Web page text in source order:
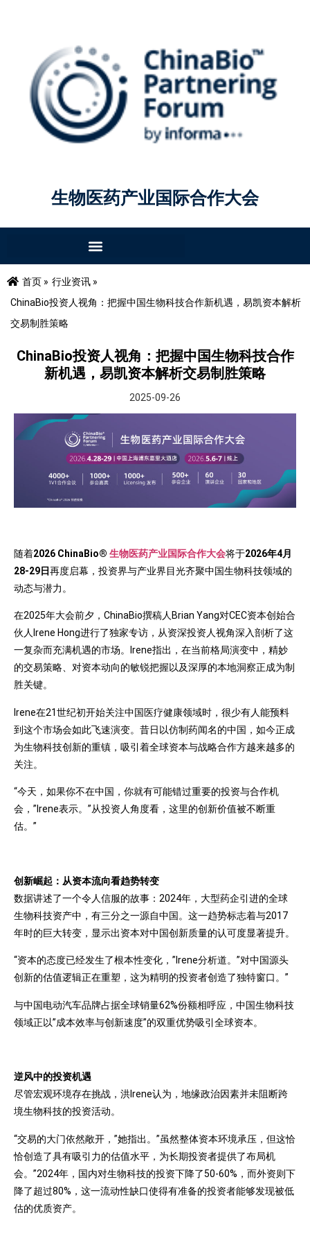
生物医药产业国际合作大会
首页 » 行业资讯 »
ChinaBio投资人视角：把握中国生物科技合作新机遇，易凯资本解析
交易制胜策略
ChinaBio投资人视角：把握中国生物科技合作
新机遇，易凯资本解析交易制胜策略
2025-09-26
随着2026 ChinaBio® 生物医药产业国际合作大会将于2026年4月
28-29日再度启幕，投资界与产业界目光齐聚中国生物科技领域的
动态与潜力。
在2025年大会前夕，ChinaBio撰稿人Brian Yang对CEC资本创始合
伙人Irene Hong进行了独家专访，从资深投资人视角深入剖析了这
一复杂而充满机遇的市场。Irene指出，在当前格局演变中，精妙
的交易策略、对资本动向的敏锐把握以及深厚的本地洞察正成为制
胜关键。
Irene在21世纪初开始关注中国医疗健康领域时，很少有人能预料
到这个市场会如此飞速演变。昔日以仿制药闻名的中国，如今正成
为生物科技创新的重镇，吸引着全球资本与战略合作方越来越多的
关注。
“今天，如果你不在中国，你就有可能错过重要的投资与合作机
会，”Irene表示。”从投资人角度看，这里的创新价值被不断重
估。”
创新崛起：从资本流向看趋势转变
数据讲述了一个令人信服的故事：2024年，大型药企引进的全球
生物科技资产中，有三分之一源自中国。这一趋势标志着与2017
年时的巨大转变，显示出资本对中国创新质量的认可度显著提升。
“资本的态度已经发生了根本性变化，”Irene分析道。”对中国源头
创新的估值逻辑正在重塑，这为精明的投资者创造了独特窗口。”
与中国电动汽车品牌占据全球销量62%份额相呼应，中国生物科技
领域正以”成本效率与创新速度”的双重优势吸引全球资本。
逆风中的投资机遇
尽管宏观环境存在挑战，洪Irene认为，地缘政治因素并未阻断跨
境生物科技的投资活动。
“交易的大门依然敞开，”她指出。”虽然整体资本环境承压，但这恰
恰创造了具有吸引力的估值水平，为长期投资者提供了布局机
会。”2024年，国内对生物科技的投资下降了50-60%，而外资则下
降了超过80%，这一流动性缺口使得有准备的投资者能够发现被低
估的优质资产。